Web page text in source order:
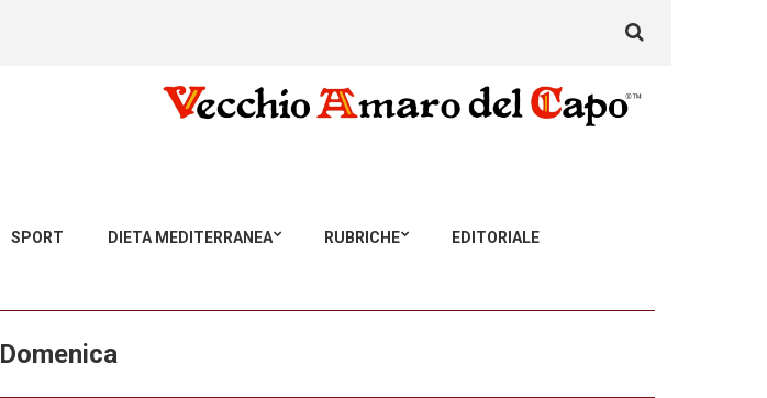
SPORT DIETA MEDITERRANEA RUBRICHE EDITORIALE
for:
Domenica